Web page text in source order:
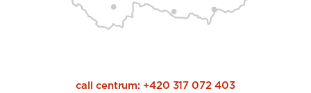
call centrum: +420 317 072 403